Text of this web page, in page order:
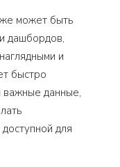
может быть
дашбордов,
и
быстро
важные данные,
для